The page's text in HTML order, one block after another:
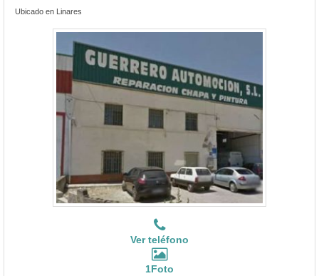
Ubicado en Linares
Ver teléfono
1Foto